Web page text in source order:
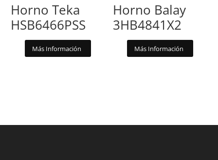
Horno Teka
HSB6466PSS
Más Información
Horno Balay
3HB4841X2
Más Información